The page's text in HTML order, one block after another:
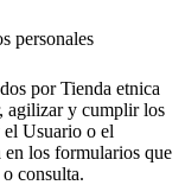
personales
por Tienda etnica
agilizar y cumplir los
el Usuario o el
en los formularios que
consulta.